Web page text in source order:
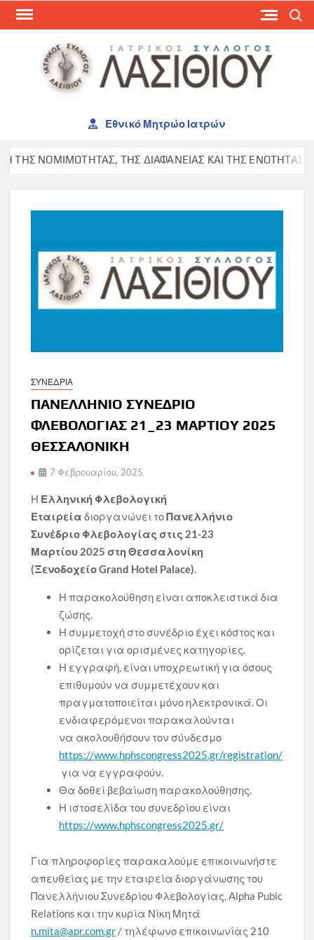
Skip
Εθνικό Μητρώο Ιατρών
ΝΟΜΙΜΟΤΗΤΑΣ, ΤΗΣ ΔΙΑΦΑΝΕΙΑΣ ΚΑΙ ΤΗΣ ΕΝΟΤΗΤΑΣ
ΣΥΝΕΔΡΙΑ
ΠΑΝΕΛΛΗΝΙΟ ΣΥΝΕΔΡΙΟ
ΦΛΕΒΟΛΟΓΙΑΣ 21_23 ΜΑΡΤΙΟΥ 2025
ΘΕΣΣΑΛΟΝΙΚΗ
7 Φεβρουαρίου, 2025
Η Ελληνική Φλεβολογική
Εταιρεία διοργανώνει τοΠανελλήνιο
Συνέδριο Φλεβολογίας στις 21-23
Μαρτίου 2025 στη Θεσσαλονίκη
(Ξενοδοχείο Grand Hotel Palace).
Η παρακολούθηση είναι αποκλειστικά δια
ζώσης.
Η συμμετοχή στο συνέδριο έχει κόστος και
ορίζεται για ορισμένες κατηγορίες.
Η εγγραφή, είναι υποχρεωτική για όσους
επιθυμούν να συμμετέχουν και
πραγματοποιείται μόνο ηλεκτρονικά. Οι
ενδιαφερόμενοι παρακαλούνται
να ακολουθήσουν τον σύνδεσμο
https://www.hphscongress2025.gr/registration/
για να εγγραφούν.
Θα δοθεί βεβαίωση παρακολούθησης.
Η ιστοσελίδα του συνεδρίου είναι
https://www.hphscongress2025.gr/
Για πληροφορίες παρακαλούμε επικοινωνήστε
απευθείας με την εταιρεία διοργάνωσης του
Πανελλήνιου Συνεδρίου Φλεβολογίας, Alpha Pubic
Relations και την κυρία Νίκη Μητά
n.mita@apr.com.gr / τηλέφωνο επικοινωνίας 210